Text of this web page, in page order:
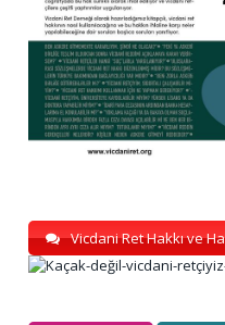
Vicdani Ret Hakkı ve